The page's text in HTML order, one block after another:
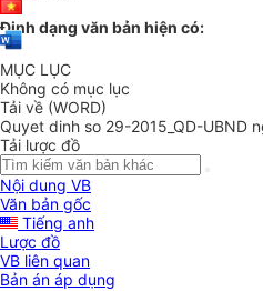
Định dạng văn bản hiện có:
MỤC LỤC
Không có mục lục
Tải về (WORD)
Quyet dinh so 29-2015_QD-UBND
Tải lược đồ
Nội dung VB
Văn bản gốc
Tiếng anh
Lược đồ
VB liên quan
Bản án áp dụng